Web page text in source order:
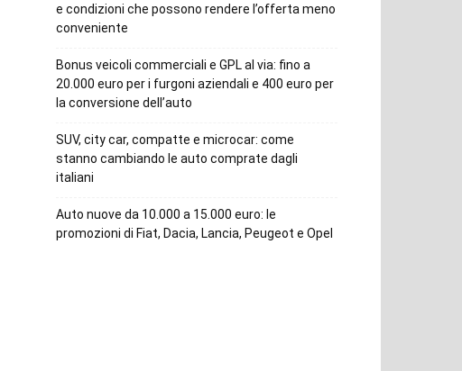
e condizioni che possono rendere l’offerta meno
conveniente
Bonus veicoli commerciali e GPL al via: fino a
20.000 euro per i furgoni aziendali e 400 euro per
la conversione dell’auto
SUV, city car, compatte e microcar: come
stanno cambiando le auto comprate dagli
italiani
Auto nuove da 10.000 a 15.000 euro: le
promozioni di Fiat, Dacia, Lancia, Peugeot e Opel